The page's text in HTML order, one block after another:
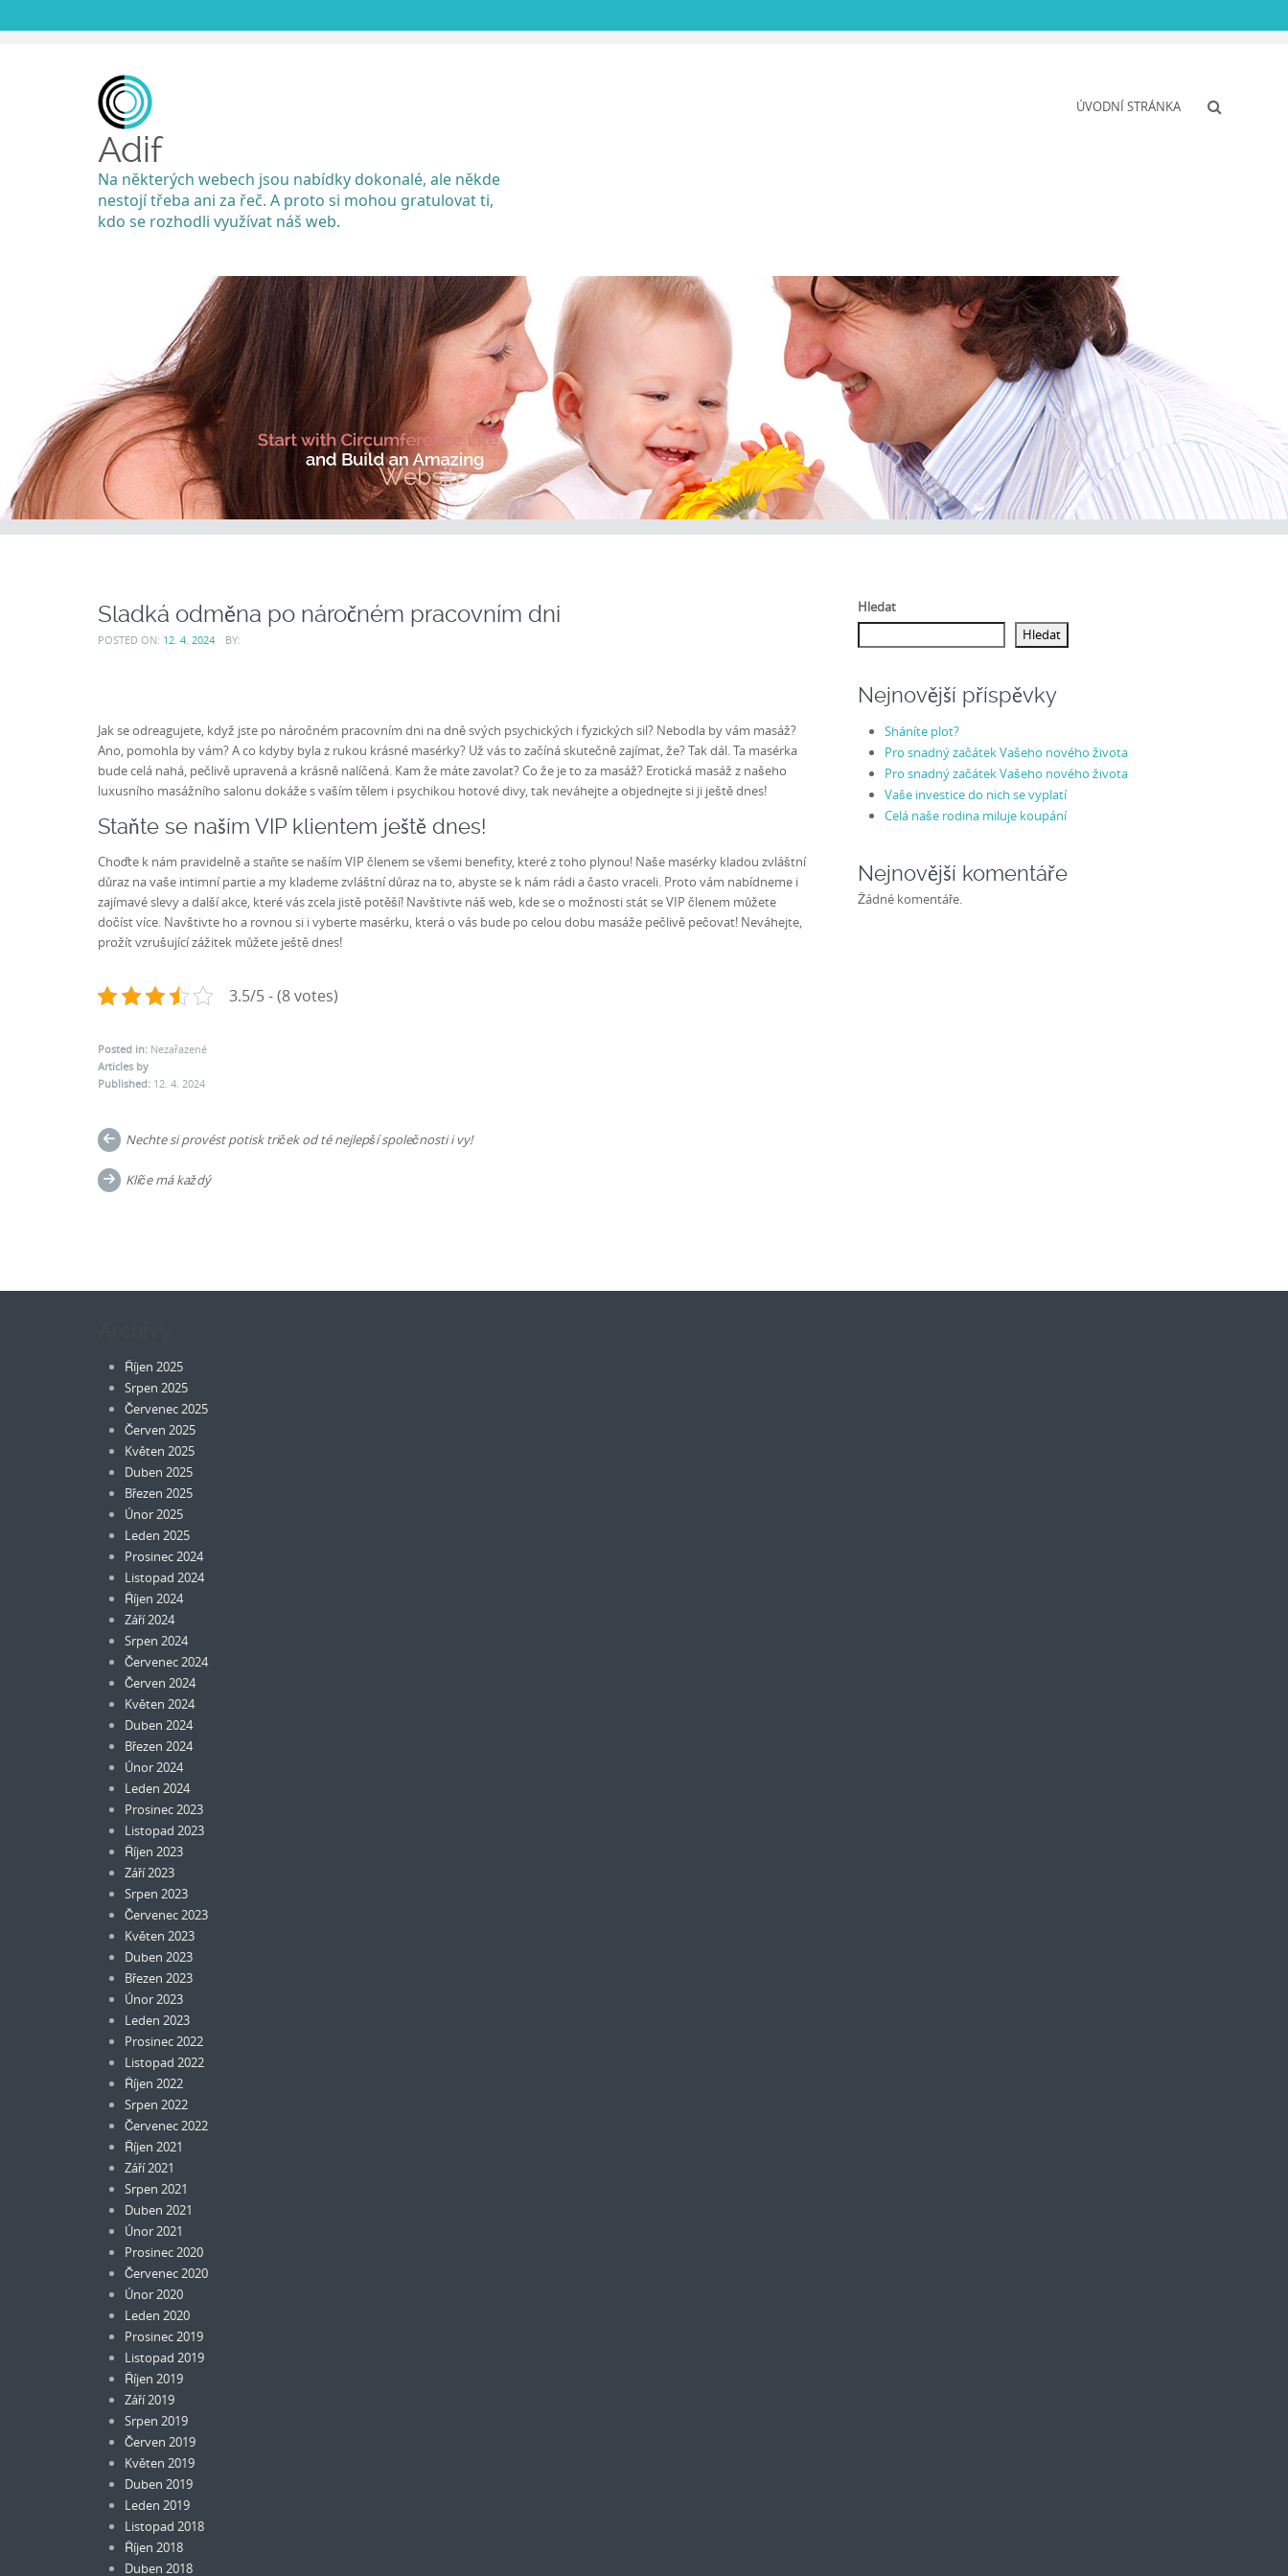
Adif
Na některých webech jsou nabídky dokonalé, ale někde
nestojí třeba ani za řeč. A proto si mohou gratulovat ti,
kdo se rozhodli využívat náš web.
ÚVODNÍ STRÁNKA
Sladká odměna po náročném pracovním dni
POSTED ON: 12. 4. 2024 BY:
Jak se odreagujete, když jste po náročném pracovním dni na dně svých psychických i fyzických sil? Nebodla by vám masáž?
Ano, pomohla by vám? A co kdyby byla z rukou krásné masérky? Už vás to začíná skutečně zajímat, že? Tak dál. Ta masérka
bude celá nahá, pečlivě upravená a krásně nalíčená. Kam že máte zavolat? Co že je to za masáž? Erotická masáž z našeho
luxusního masážního salonu dokáže s vaším tělem i psychikou hotové divy, tak neváhejte a objednejte si ji ještě dnes!
Staňte se naším VIP klientem ještě dnes!
Choďte k nám pravidelně a staňte se naším VIP členem se všemi benefity, které z toho plynou! Naše masérky kladou zvláštní
důraz na vaše intimní partie a my klademe zvláštní důraz na to, abyste se k nám rádi a často vraceli. Proto vám nabídneme i
zajímavé slevy a další akce, které vás zcela jistě potěší! Navštivte náš web, kde se o možnosti stát se VIP členem můžete
dočíst více. Navštivte ho a rovnou si i vyberte masérku, která o vás bude po celou dobu masáže pečlivě pečovat! Neváhejte,
prožít vzrušující zážitek můžete ještě dnes!
3.5/5 - (8 votes)
Posted in: Nezařazené
Articles by
Published: 12. 4. 2024
Post
navigation
Nechte si provést potisk triček od té nejlepší společnosti i vy!
Klíče má každý
Hledat
Hledat
Nejnovější příspěvky
Sháníte plot?
Pro snadný začátek Vašeho nového života
Pro snadný začátek Vašeho nového života
Vaše investice do nich se vyplatí
Celá naše rodina miluje koupání
Nejnovější komentáře
Žádné komentáře.
Říjen 2025
Srpen 2025
Červenec 2025
Červen 2025
Květen 2025
Duben 2025
Březen 2025
Únor 2025
Leden 2025
Prosinec 2024
Listopad 2024
Říjen 2024
Září 2024
Srpen 2024
Červenec 2024
Červen 2024
Květen 2024
Duben 2024
Březen 2024
Únor 2024
Leden 2024
Prosinec 2023
Listopad 2023
Říjen 2023
Září 2023
Srpen 2023
Červenec 2023
Květen 2023
Duben 2023
Březen 2023
Únor 2023
Leden 2023
Prosinec 2022
Listopad 2022
Říjen 2022
Srpen 2022
Červenec 2022
Říjen 2021
Září 2021
Srpen 2021
Duben 2021
Únor 2021
Prosinec 2020
Červenec 2020
Únor 2020
Leden 2020
Prosinec 2019
Listopad 2019
Říjen 2019
Září 2019
Srpen 2019
Červen 2019
Květen 2019
Duben 2019
Leden 2019
Listopad 2018
Říjen 2018
Duben 2018